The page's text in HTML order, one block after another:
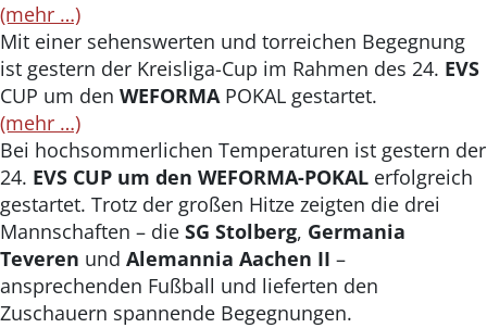
(mehr …)
Mit einer sehenswerten und torreichen Begegnung
ist gestern der Kreisliga-Cup im Rahmen des 24. EVS
CUP um den WEFORMAPOKAL gestartet.
(mehr …)
Bei hochsommerlichen Temperaturen ist gestern der
24. EVS CUP um den WEFORMA-POKAL erfolgreich
gestartet. Trotz der großen Hitze zeigten die drei
Mannschaften – die SG Stolberg, Germania
Teveren und Alemannia Aachen II –
ansprechenden Fußball und lieferten den
Zuschauern spannende Begegnungen.